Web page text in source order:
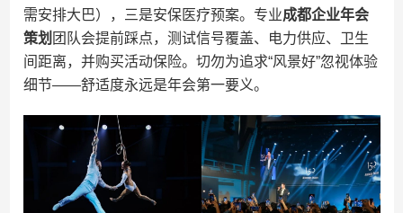
需安排大巴），三是安保医疗预案。专业成都企业年会
策划 团队会提前踩点，测试信号覆盖、电力供应、卫生
间距离，并购买活动保险。切勿为追求“风景好”忽视体验
细节——舒适度永远是年会第一要义。